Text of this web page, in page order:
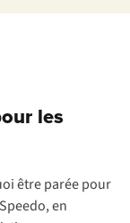
les
être parée pour
en